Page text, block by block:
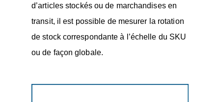
d’articles stockés ou de marchandises en
transit, il est possible de mesurer la rotation
de stock correspondante à l’échelle du SKU
ou de façon globale.